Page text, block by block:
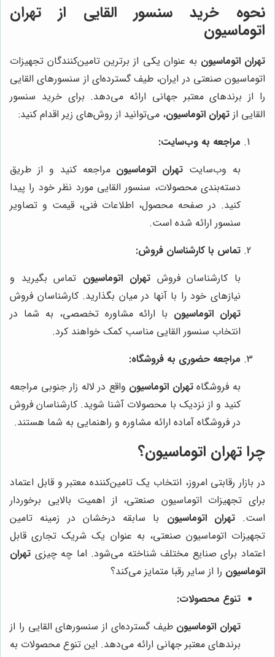
نحوه خرید سنسور القایی از تهران
اتوماسیون
تهران اتوماسیون به عنوان یکی از برترین تامین‌کنندگان تجهیزات
اتوماسیون صنعتی در ایران، طیف گسترده‌ای از سنسورهای القایی
را از برندهای معتبر جهانی ارائه می‌دهد. برای خرید سنسور
القایی از تهران اتوماسیون، می‌توانید از روش‌های زیر اقدام کنید:
مراجعه به وب‌سایت:
به وب‌سایت تهران اتوماسیون مراجعه کنید و از طریق
دسته‌بندی محصولات، سنسور القایی مورد نظر خود را پیدا
کنید. در صفحه محصول، اطلاعات فنی، قیمت و تصاویر
سنسور ارائه شده است.
تماس با کارشناسان فروش:
با کارشناسان فروشتهران اتوماسیون تماس بگیرید و
نیازهای خود را با آنها در میان بگذارید. کارشناسان فروش
تهران اتوماسیون با ارائه مشاوره تخصصی، به شما در
انتخاب سنسور القایی مناسب کمک خواهند کرد.
مراجعه حضوری به فروشگاه:
به فروشگاهتهران اتوماسیون واقع در لاله زار جنوبی مراجعه
کنید و از نزدیک با محصولات آشنا شوید. کارشناسان فروش
در فروشگاه آماده ارائه مشاوره و راهنمایی به شما هستند.
چرا تهران اتوماسیون؟
در بازار رقابتی امروز، انتخاب یک تامین‌کننده معتبر و قابل اعتماد
برای تجهیزات اتوماسیون صنعتی، از اهمیت بالایی برخوردار
است.تهران اتوماسیون با سابقه درخشان در زمینه تامین
تجهیزات اتوماسیون صنعتی، به عنوان یک شریک تجاری قابل
اعتماد برای صنایع مختلف شناخته می‌شود. اما چه چیزی تهران
اتوماسیون را از سایر رقبا متمایز می‌کند؟
تنوع محصولات:
تهران اتوماسیون طیف گسترده‌ای از سنسورهای القایی را از
برندهای معتبر جهانی ارائه می‌دهد. این تنوع محصولات به